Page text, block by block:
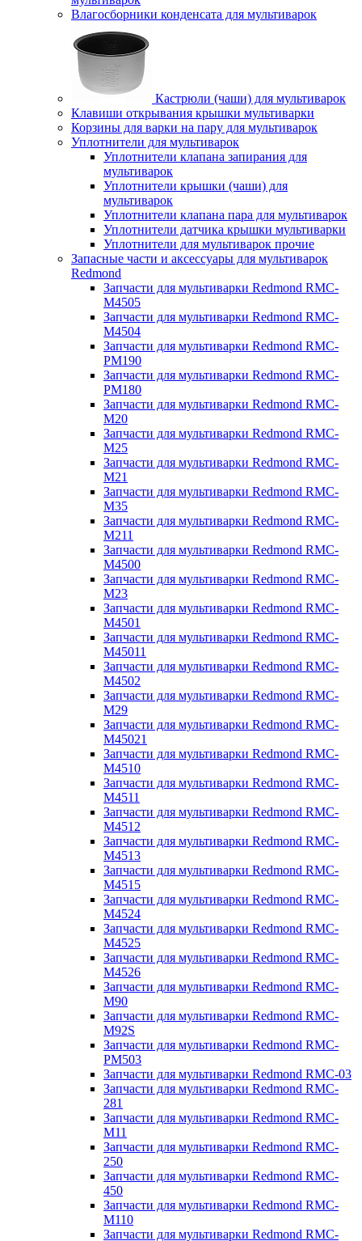
Влагосборники конденсата для мультиварок
Кастрюли (чаши) для мультиварок
Клавиши открывания крышки мультиварки
Корзины для варки на пару для мультиварок
Уплотнители для мультиварок
Уплотнители клапана запирания для
мультиварок
Уплотнители крышки (чаши) для
мультиварок
Уплотнители клапана пара для мультиварок
Уплотнители датчика крышки мультиварки
Уплотнители для мультиварок прочие
Запасные части и аксессуары для мультиварок
Redmond
Запчасти для мультиварки Redmond RMC-
M4505
Запчасти для мультиварки Redmond RMC-
M4504
Запчасти для мультиварки Redmond RMC-
PM190
Запчасти для мультиварки Redmond RMC-
PM180
Запчасти для мультиварки Redmond RMC-
M20
Запчасти для мультиварки Redmond RMC-
M25
Запчасти для мультиварки Redmond RMC-
M21
Запчасти для мультиварки Redmond RMC-
M35
Запчасти для мультиварки Redmond RMC-
M211
Запчасти для мультиварки Redmond RMC-
M4500
Запчасти для мультиварки Redmond RMC-
M23
Запчасти для мультиварки Redmond RMC-
M4501
Запчасти для мультиварки Redmond RMC-
M45011
Запчасти для мультиварки Redmond RMC-
M4502
Запчасти для мультиварки Redmond RMC-
M29
Запчасти для мультиварки Redmond RMC-
M45021
Запчасти для мультиварки Redmond RMC-
M4510
Запчасти для мультиварки Redmond RMC-
M4511
Запчасти для мультиварки Redmond RMC-
M4512
Запчасти для мультиварки Redmond RMC-
M4513
Запчасти для мультиварки Redmond RMC-
M4515
Запчасти для мультиварки Redmond RMC-
M4524
Запчасти для мультиварки Redmond RMC-
M4525
Запчасти для мультиварки Redmond RMC-
M4526
Запчасти для мультиварки Redmond RMC-
M90
Запчасти для мультиварки Redmond RMC-
M92S
Запчасти для мультиварки Redmond RMC-
PM503
Запчасти для мультиварки Redmond RMC-03
Запчасти для мультиварки Redmond RMC-
281
Запчасти для мультиварки Redmond RMC-
M11
Запчасти для мультиварки Redmond RMC-
250
Запчасти для мультиварки Redmond RMC-
450
Запчасти для мультиварки Redmond RMC-
M110
Запчасти для мультиварки Redmond RMC-